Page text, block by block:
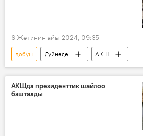
6 Жетинин айы 2024, 09:35
добуш Дүйнөдө
АКШ
президенттик шайлоо
Дональд Трамп
Камала Харрис
АКШда президенттик шайлоо
башталды